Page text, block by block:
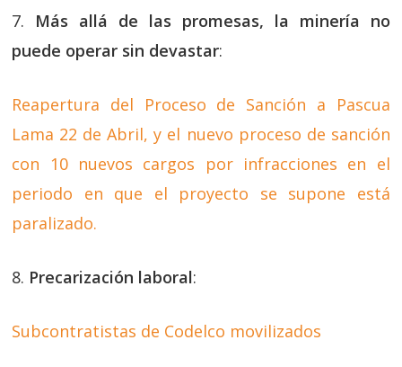
7. Más allá de las promesas, la minería no
puede operar sin devastar:
Reapertura del Proceso de Sanción a Pascua
Lama 22 de Abril, y el nuevo proceso de sanción
con 10 nuevos cargos por infracciones en el
periodo en que el proyecto se supone está
paralizado.
8. Precarización laboral:
Subcontratistas de Codelco movilizados